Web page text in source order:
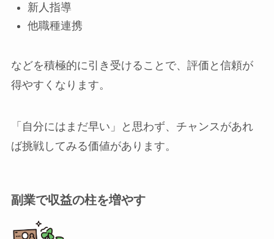
新人指導
他職種連携
などを積極的に引き受けることで、評価と信頼が
得やすくなります。
「自分にはまだ早い」と思わず、チャンスがあれ
ば挑戦してみる価値があります。
副業で収益の柱を増やす